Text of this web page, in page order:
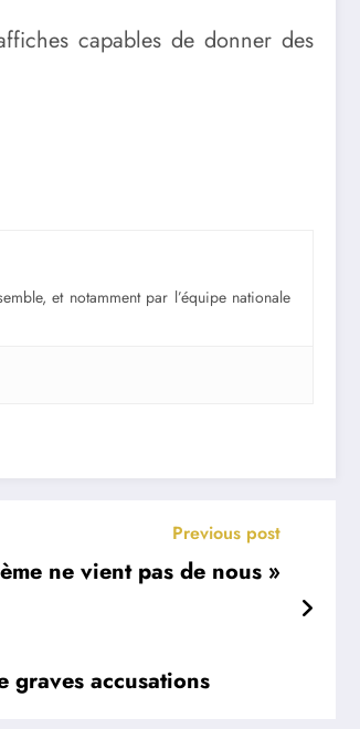
capables de donner des
et notamment par l’équipe nationale
Previous post
ne vient pas de nous »
graves accusations